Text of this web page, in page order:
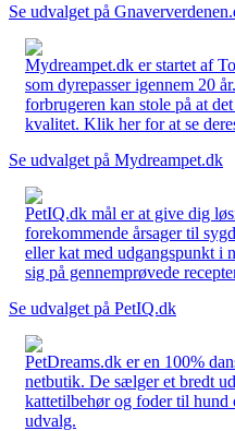
Se udvalget på
Mydreampet.dk er startet af
som dyrepasser igennem 20
forbrugeren kan stole på at
kvalitet. Klik her for at se
Se udvalget på Mydreampet.dk
PetIQ.dk mål er at give dig
forekommende årsager til
eller kat med udgangspunkt i
sig på gennemprøvede
Se udvalget på PetIQ.dk
PetDreams.dk er en 100%
netbutik. De sælger et bredt
kattetilbehør og foder til hund
udvalg.